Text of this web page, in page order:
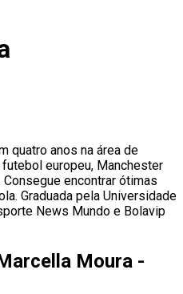
quatro anos na área de
europeu, Manchester
encontrar ótimas
Graduada pela Universidade
News Mundo e Bolavip
Moura -